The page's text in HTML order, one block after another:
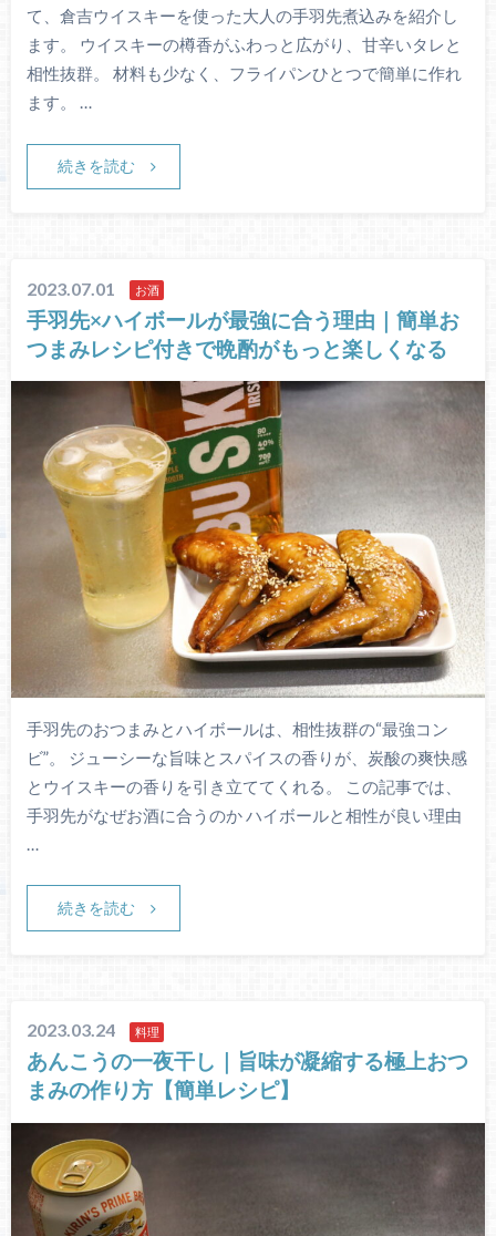
て、倉吉ウイスキーを使った大人の手羽先煮込みを紹介し
ます。 ウイスキーの樽香がふわっと広がり、甘辛いタレと
相性抜群。 材料も少なく、フライパンひとつで簡単に作れ
ます。 …
続きを読む
2023.07.01 お酒
手羽先×ハイボールが最強に合う理由｜簡単お
つまみレシピ付きで晩酌がもっと楽しくなる
手羽先のおつまみとハイボールは、相性抜群の“最強コン
ビ”。 ジューシーな旨味とスパイスの香りが、炭酸の爽快感
とウイスキーの香りを引き立ててくれる。 この記事では、
手羽先がなぜお酒に合うのか ハイボールと相性が良い理由
…
続きを読む
2023.03.24 料理
あんこうの一夜干し｜旨味が凝縮する極上おつ
まみの作り方【簡単レシピ】